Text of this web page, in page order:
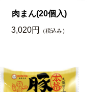
肉まん(20個入)
3,020円
（税込み）